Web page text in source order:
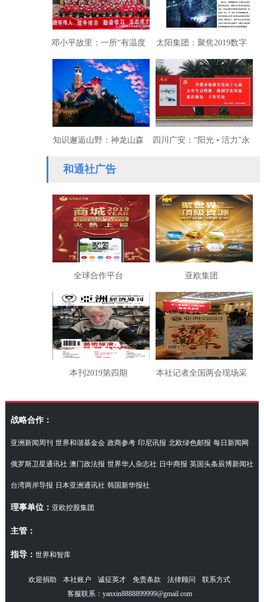
邓小平故里：一所“有温度
• 有灵魂 • 有思想”的学校
太阳集团：聚焦2019数字
产业生态链
知识邂逅山野：神龙山森
林课堂掀起教育变革
四川广安：“阳光 • 活力”永
和通社广告
全球合作平台 亚欧集团
本刊2019第四期 本社记者全国两会现场采
访湖南代表团
战略合作：
亚洲新闻周刊 世界和谐基金会 政商参考 印尼讯报 北欧绿色邮报 每日新闻网
俄罗斯卫星通讯社 澳门政法报 世界华人杂志社 日中商报 英国头条辰博新闻社
台湾两岸导报 日本亚洲通讯社 韩国新华报社
理事单位： 亚欧控股集团
主管：
指导： 世界和智库
欢迎捐助 本社账户 诚征英才 免责条款 法律顾问
联系方式
客服联系：yanxin8888899999@gmail.com